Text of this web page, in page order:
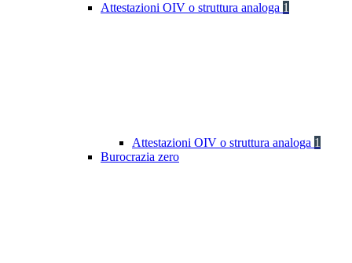
Attestazioni OIV o struttura analoga 1
Attestazioni OIV o struttura analoga 1
Burocrazia zero